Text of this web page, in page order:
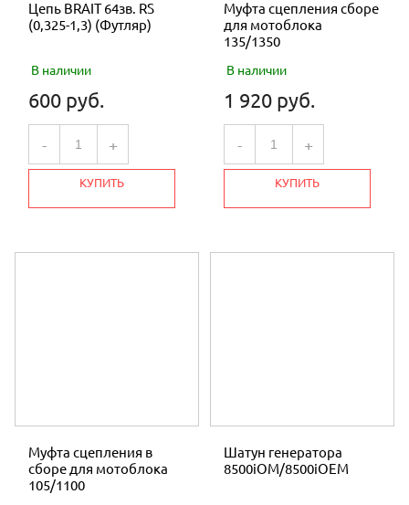
Цепь BRAIT 64зв. RS
(0,325-1,3) (Футляр)
В наличии
600 руб.
- +
КУПИТЬ
Муфта сцепления сборе
для мотоблока
135/1350
В наличии
1 920 руб.
- +
КУПИТЬ
Муфта сцепления в
сборе для мотоблока
105/1100
Шатун генератора
8500iOM/8500iOEM